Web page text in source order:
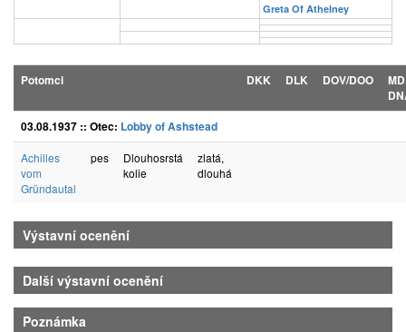
Greta Of Athelney
Potomci DKK DLK DOV/DOO
03.08.1937 :: Otec: Lobby of Ashstead
Achilles
vom
Gründautal
pes
Dlouhosrstá
kolie
zlatá,
dlouhá
Výstavní ocenění
Další výstavní ocenění
Poznámka